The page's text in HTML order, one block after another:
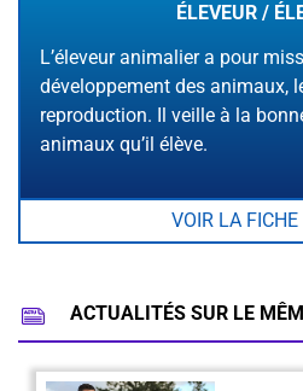
ÉLEVEUR /
L’éleveur animalier a pour
développement des animaux,
reproduction. Il veille à la
animaux qu’il élève.
VOIR LA
ACTUALITÉS SUR LE